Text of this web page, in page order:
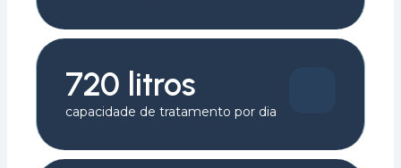
720 litros
capacidade de tratamento por dia